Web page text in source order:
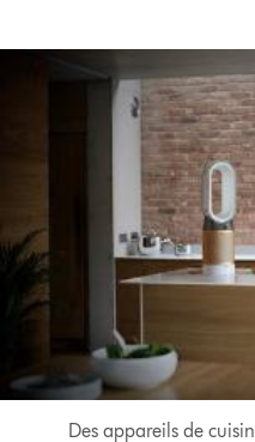
Des appareils de